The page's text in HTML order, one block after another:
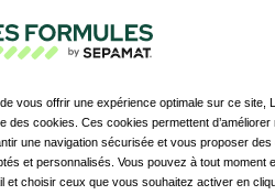
vous offrir une expérience optimale sur ce site,
des cookies. Ces cookies permettent d’améliorer
une navigation sécurisée et vous proposer des
et personnalisés. Vous pouvez à tout moment
et choisir ceux que vous souhaitez activer en